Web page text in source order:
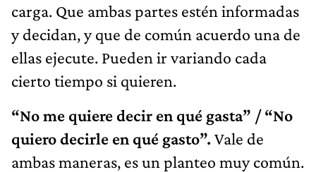
carga. Que ambas partes estén informadas
y decidan, y que de común acuerdo una de
ellas ejecute. Pueden ir variando cada
cierto tiempo si quieren.
“No me quiere decir en qué gasta” / “No
quiero decirle en qué gasto”. Vale de
ambas maneras, es un planteo muy común.